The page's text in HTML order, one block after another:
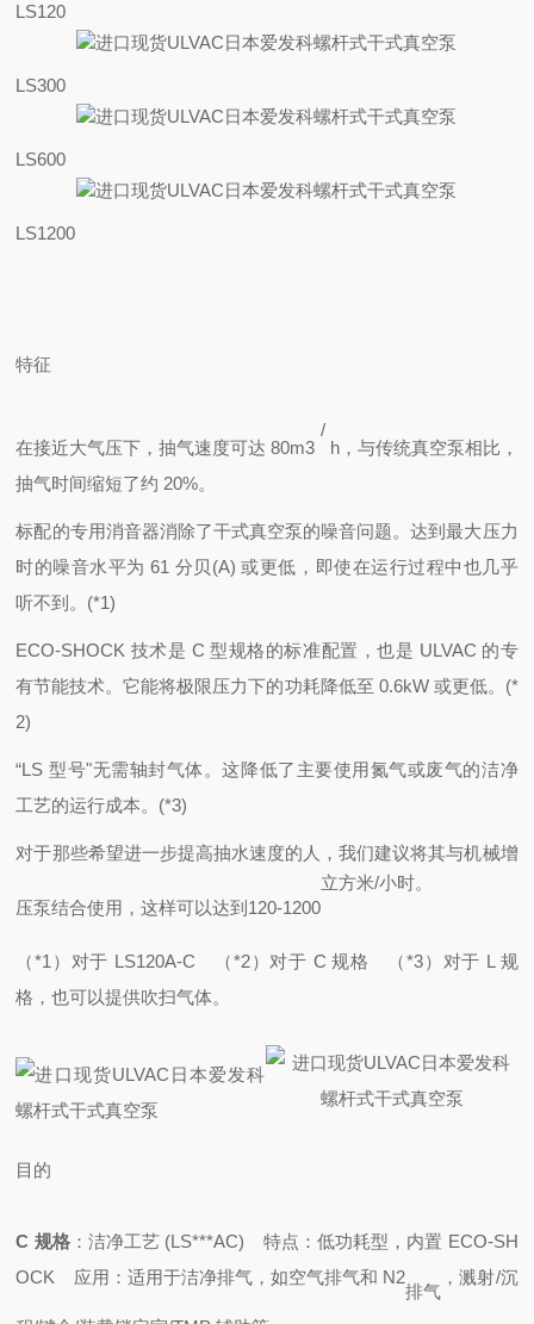
LS120
LS300
LS600
LS1200
特征
在接近大气压下，抽气速度可达 80m3
/
h，与传统真空泵相比，
抽气时间缩短了约 20%。
标配的专用消音器消除了干式真空泵的噪音问题。达到最大压力
时的噪音水平为 61 分贝(A) 或更低，即使在运行过程中也几乎
听不到。(*1)
ECO-SHOCK 技术是 C 型规格的标准配置，也是 ULVAC 的专
有节能技术。它能将极限压力下的功耗降低至 0.6kW 或更低。(*
2)
“LS 型号"无需轴封气体。这降低了主要使用氮气或废气的洁净
工艺的运行成本。(*3)
对于那些希望进一步提高抽水速度的人，我们建议将其与机械增
压泵结合使用，这样可以达到 120-1200
立方米/小时。
（*1）对于 LS120A-C （*2）对于 C 规格
（*3）对于 L 规
格，也可以提供吹扫气体。
目的
C 规格：洁净工艺 (LS***AC) 特点：低功耗型，内置 ECO-SH
OCK 应用：适用于洁净排气，如空气排气和 N2
排气
，溅射/沉